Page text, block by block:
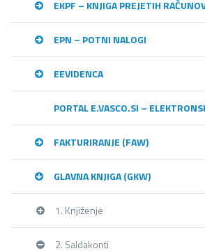
EKPF – KNJIGA PREJETIH
EPN – POTNI NALOGI
EEVIDENCA
PORTAL E.VASCO.SI –
FAKTURIRANJE (FAW)
GLAVNA KNJIGA (GKW)
1. Knjiženje
2. Saldakonti